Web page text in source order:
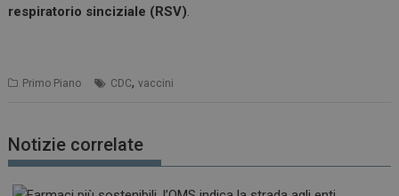
respiratorio sinciziale (RSV).
Primo Piano CDC,vaccini
Notizie correlate